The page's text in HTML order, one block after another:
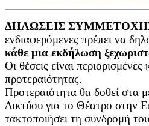
ΔΗΛΩΣΕΙΣ
ενδιαφερόμενες πρέπει να
κάθε μια εκδήλωση
Οι θέσεις είναι
προτεραιότητας.
Προτεραιότητα θα δοθεί στα
Δικτύου για το Θέατρο στην
τακτοποιήσει τη συνδρομή